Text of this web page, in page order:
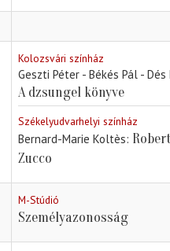
Kolozsvári színház
Geszti Péter - Békés Pál -
A dzsungel könyve
Székelyudvarhelyi színház
Bernard-Marie Koltès
Zucco
M-Stúdió
Személyazonosság